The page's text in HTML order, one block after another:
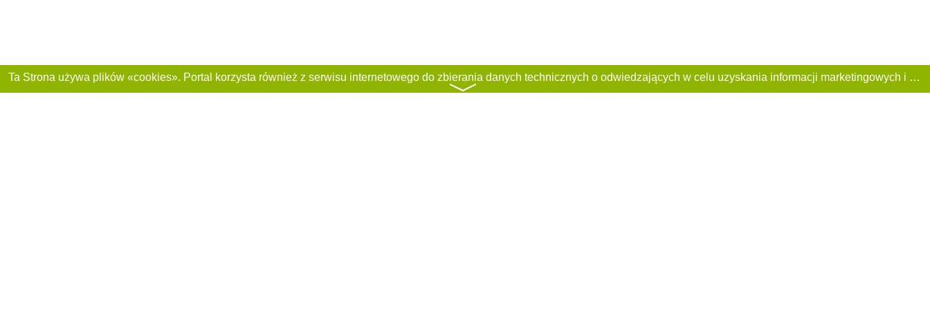
Ta Strona używa plików «cookies». Portal korzysta również z serwisu internetowego do zbierania danych technicznych o odwiedzających w celu uzyskania informacji marketingowych i statystycznych. Warunki przetwarzania danych odwiedzających Stronę, patrz:
〉